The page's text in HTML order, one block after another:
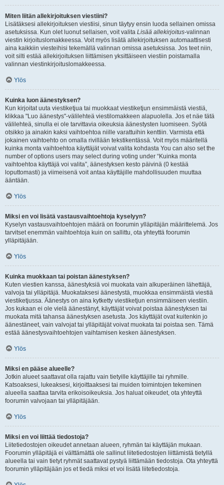
Miten liitän allekirjoituksen viestiini?
Lisätäksesi allekirjoituksen viestiisi, sinun täytyy ensin luoda sellainen omissa
asetuksissa. Kun olet luonut sellaisen, voit valita Lisää allekirjoitus-valinnan
viestin kirjoituslomakkeessa. Voit myös lisätä allekirjoituksen automaattisesti
aina kaikkiin viesteihisi tekemällä valinnan omissa asetuksissa. Jos teet niin,
voit silti estää allekirjoituksen liittämisen yksittäiseen viestiin poistamalla
valinnan viestinkirjoituslomakkeessa.
Ylös
Kuinka luon äänestyksen?
Kun kirjoitat uuta viestiketjua tai muokkaat viestiketjun ensimmäistä viestiä,
klikkaa "Luo äänestys"-välilehteä viestilomakkeen alapuolella. Jos et näe tätä
välilehteä, sinulla ei ole tarvittavia oikeuksia äänestysten luomiseen. Syötä
otsikko ja ainakin kaksi vaihtoehtoa niille varattuihin kenttiin. Varmista että
jokainen vaihtoehto on omalla rivillään tekstikentässä. Voit myös määritellä
kuinka monta vaihtoehtoa käyttäjät voivat valita kohdasta You can also set the
number of options users may select during voting under “Kuinka monta
vaihtoehtoa käyttäjä voi valita”, äänestyksen kesto päivinä (0 kestää
loputtomasti) ja viimeisenä voit antaa käyttäjille mahdollisuuden muuttaa
ääntään.
Ylös
Miksi en voi lisätä vastausvaihtoehtoja kyselyyn?
Kyselyn vastausvaihtoehtojen määrä on foorumin ylläpitäjän määrittelemä. Jos
tarvitset enemmän vaihtoehtoja kuin on sallittu, ota yhteyttä foorumin
ylläpitäjään.
Ylös
Kuinka muokkaan tai poistan äänestyksen?
Kuten viestien kanssa, äänestyksiä voi muokata vain alkuperäinen lähettäjä,
valvoja tai ylläpitäjä. Muokataksesi äänestystä, muokkaa ensimmäistä viestiä
viestiketjussa. Äänestys on aina kytketty viestiketjun ensimmäiseen viestiin.
Jos kukaan ei ole vielä äänestänyt, käyttäjät voivat poistaa äänestyksen tai
muokata mitä tahansa äänestyksen asetusta. Jos käyttäjät ovat kuitenkin jo
äänestäneet, vain valvojat tai ylläpitäjät voivat muokata tai poistaa sen. Tämä
estää äänestysvaihtoehtojen vaihtamisen kesken äänestyksen.
Ylös
Miksi en pääse alueelle?
Jotkin alueet saattavat olla rajattu vain tietyille käyttäjille tai ryhmille.
Katsoaksesi, lukeaksesi, kirjoittaaksesi tai muiden toimintojen tekeminen
alueella saattaa tarvita erikoisoikeuksia. Jos haluat oikeudet, ota yhteyttä
foorumin valvojaan tai ylläpitäjään.
Ylös
Miksi en voi liittää tiedostoja?
Liitetiedostojen oikeudet annetaan alueen, ryhmän tai käyttäjän mukaan.
Foorumin ylläpitäjä ei välttämättä ole sallinut liitetiedostojen liittämistä tietyllä
alueella tai vain tietyt ryhmät saattavat pystyä liittämään tiedostoja. Ota yhteyttä
foorumin ylläpitäjään jos et tiedä miksi et voi lisätä liitetiedostoja.